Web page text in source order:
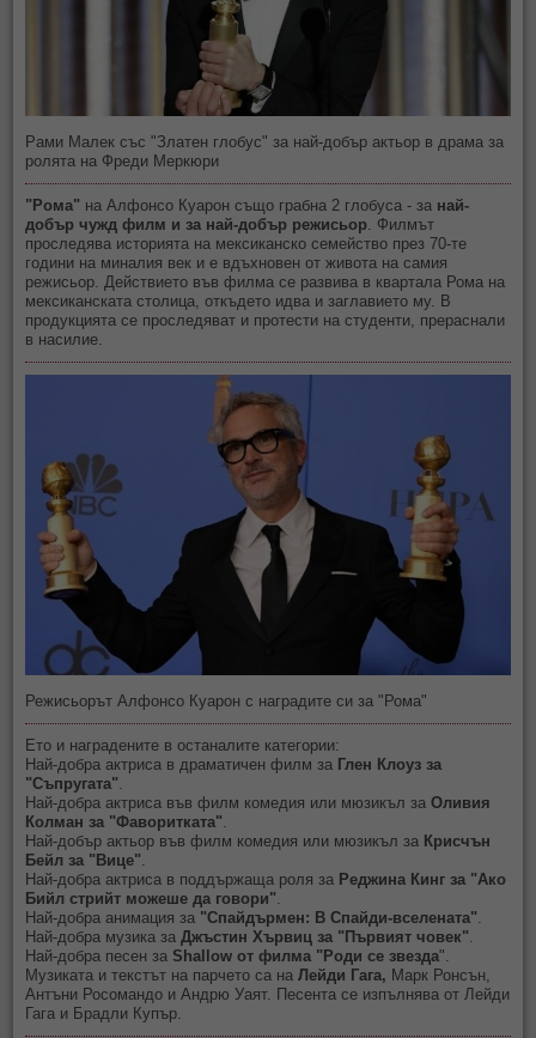
Рами Малек със "Златен глобус" за най-добър актьор в драма за
ролята на Фреди Меркюри
"Рома" на Алфонсо Куарон също грабна 2 глобуса - за най-
добър чужд филм и за най-добър режисьор. Филмът
проследява историята на мексиканско семейство през 70-те
години на миналия век и е вдъхновен от живота на самия
режисьор. Действието във филма се развива в квартала Рома на
мексиканската столица, откъдето идва и заглавието му. В
продукцията се проследяват и протести на студенти, прераснали
в насилие.
Режисьорът Алфонсо Куарон с наградите си за "Рома"
Ето и наградените в останалите категории:
Най-добра актриса в драматичен филм за Глен Клоузза
"Съпругата"
Най-добра актриса във филм комедия или мюзикъл за Оливия
Колман за "Фаворитката"
Най-добър актьор във филм комедия или мюзикъл за Крисчън
Бейл за "Вице"
Най-добра актриса в поддържаща роля за Реджина Кинг за "Ако
Бийл стрийт можеше да говори"
Най-добра анимация за "Спайдърмен: В Спайди-вселената"
Най-добра музика за Джъстин Хървиц за "Първият човек"
Най-добра песен заShallowот филма "Роди се звезда".
Музиката и текстът на парчето са наЛейди Гага, Марк Ронсън,
Антъни Росомандо и Андрю Уаят. Песента се изпълнява от Лейди
Гага и Брадли Купър.